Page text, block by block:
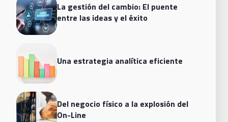
La gestión del cambio: El puente
entre las ideas y el éxito
Una estrategia analítica eficiente
Del negocio físico a la explosión del
On-Line